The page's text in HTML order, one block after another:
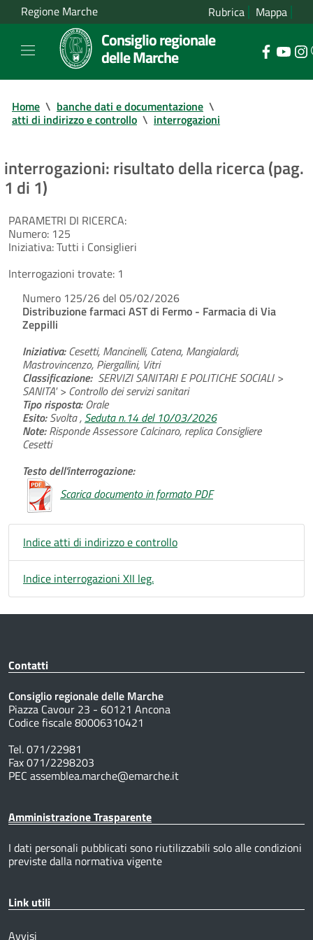
Regione Marche Rubrica Mappa
Consiglio regionale
delle Marche
Home \ banche dati e documentazione \
atti di indirizzo e controllo \ interrogazioni
interrogazioni: risultato della ricerca (pag.
1 di 1)
PARAMETRI DI RICERCA:
Numero: 125
Iniziativa:Tutti i Consiglieri
Interrogazioni trovate: 1
Numero 125/26 del 05/02/2026
Distribuzione farmaci AST di Fermo - Farmacia di Via
Zeppilli
Iniziativa:Cesetti, Mancinelli, Catena, Mangialardi,
Mastrovincenzo, Piergallini, Vitri
Classificazione: SERVIZI SANITARI E POLITICHE SOCIALI >
SANITA' > Controllo dei servizi sanitari
Tipo risposta:Orale
Esito:Svolta , Seduta n.14 del 10/03/2026
Note:Risponde Assessore Calcinaro, replica Consigliere
Cesetti
Testo dell'interrogazione:
Scarica documento in formato PDF
Indice atti di indirizzo e controllo
Indice interrogazioni XII leg.
Contatti
Consiglio regionale delle Marche
Piazza Cavour 23 - 60121 Ancona
Codice fiscale 80006310421
Tel. 071/22981
Fax 071/2298203
PEC assemblea.marche@emarche.it
Amministrazione Trasparente
I dati personali pubblicati sono riutilizzabili solo alle condizioni
previste dalla normativa vigente
Link utili
Avvisi